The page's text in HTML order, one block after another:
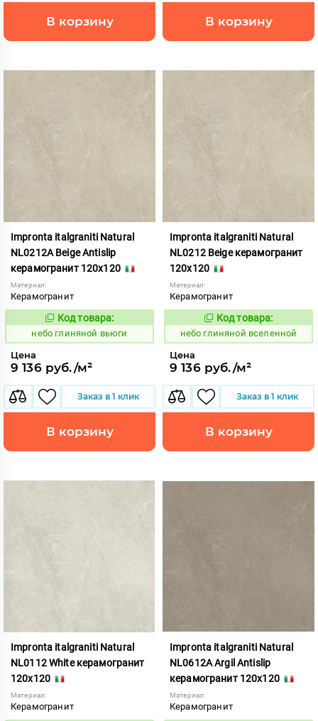
В корзину В корзину
Impronta italgraniti Natural
NL0212A Beige Antislip
керамогранит 120x120
Материал:
Керамогранит
1111514
Код товара:
небо глиняной вьюги
Цена
9 136 руб./м²
Заказ в 1 клик
В корзину
Impronta italgraniti Natural
NL0212 Beige керамогранит
120x120
Материал:
Керамогранит
1111513
Код товара:
небо глиняной вселенной
Цена
9 136 руб./м²
Заказ в 1 клик
В корзину
Impronta italgraniti Natural
NL0112 White керамогранит
120x120
Материал:
Керамогранит
Impronta italgraniti Natural
NL0612A Argil Antislip
керамогранит 120x120
Материал:
Керамогранит